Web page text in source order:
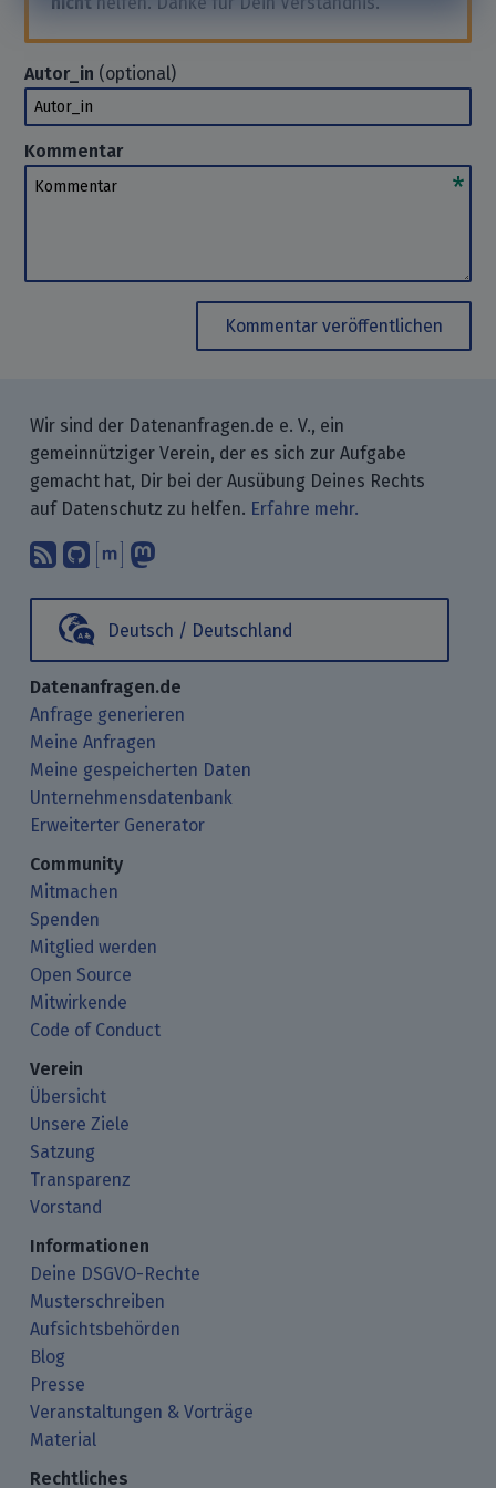
Autor_in (optional)
Autor_in
Kommentar
Kommentar
Kommentar veröffentlichen
Wir sind der Datenanfragen.de e. V., ein
gemeinnütziger Verein, der es sich zur Aufgabe
gemacht hat, Dir bei der Ausübung Deines Rechts
auf Datenschutz zu helfen. Erfahre mehr.
Abonniere unsere Blogbeiträge mit
Finde uns bei GitHub.
Unterhalte Dich mit uns über
Deutsch / Deutschland
Datenanfragen.de
Anfrage generieren
Meine Anfragen
Meine gespeicherten Daten
Unternehmensdatenbank
Erweiterter Generator
Community
Mitmachen
Spenden
Mitglied werden
Open Source
Mitwirkende
Code of Conduct
Verein
Übersicht
Unsere Ziele
Satzung
Transparenz
Vorstand
Informationen
Deine DSGVO-Rechte
Musterschreiben
Aufsichtsbehörden
Blog
Presse
Veranstaltungen & Vorträge
Material
Rechtliches